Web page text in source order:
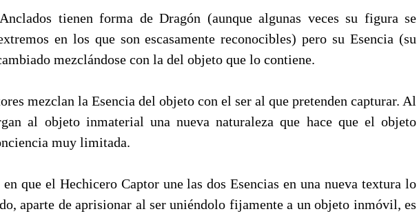
tienen forma de Dragón (aunque algunas veces su figura se
en los que son escasamente reconocibles) pero su Esencia (su
mezclándose con la del objeto que lo contiene.
mezclan la Esencia del objeto con el ser al que pretenden capturar. Al
al objeto inmaterial una nueva naturaleza que hace que el objeto
muy limitada.
que el Hechicero Captor une las dos Esencias en una nueva textura lo
aparte de aprisionar al ser uniéndolo fijamente a un objeto inmóvil, es